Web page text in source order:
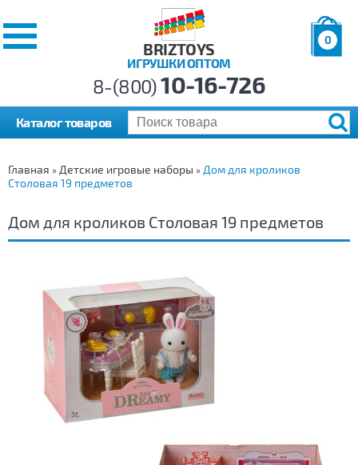
BRIZTOYS
ИГРУШКИ ОПТОМ
0
р.
8-(800)10-16-726
Каталог товаров
Главная » Детские игровые наборы » Дом для кроликов
Столовая 19 предметов
Дом для кроликов Столовая 19 предметов